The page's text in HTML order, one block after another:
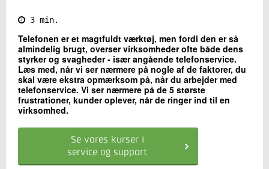
Kontakt os
Send
3 min.
Telefonen er et magtfuldt værktøj, men fordi den er så
almindelig brugt, overser virksomheder ofte både dens
styrker og svagheder - især angående telefonservice.
Læs med, når vi ser nærmere på nogle af de faktorer, du
skal være ekstra opmærksom på, når du arbejder med
telefonservice. Vi ser nærmere på de 5 største
frustrationer, kunder oplever, når de ringer ind til en
virksomhed.
Se vores kurser i
service og support